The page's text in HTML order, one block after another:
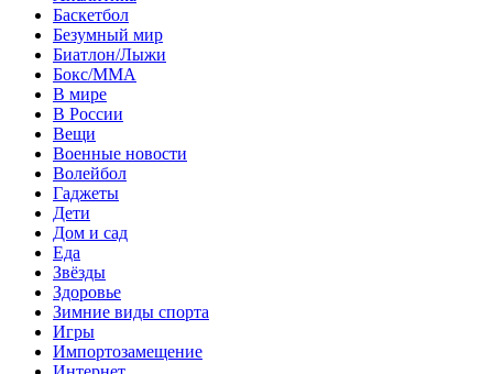
Баскетбол
Безумный мир
Биатлон/Лыжи
Бокс/MMA
В мире
В России
Вещи
Военные новости
Волейбол
Гаджеты
Дети
Дом и сад
Еда
Звёзды
Здоровье
Зимние виды спорта
Игры
Импортозамещение